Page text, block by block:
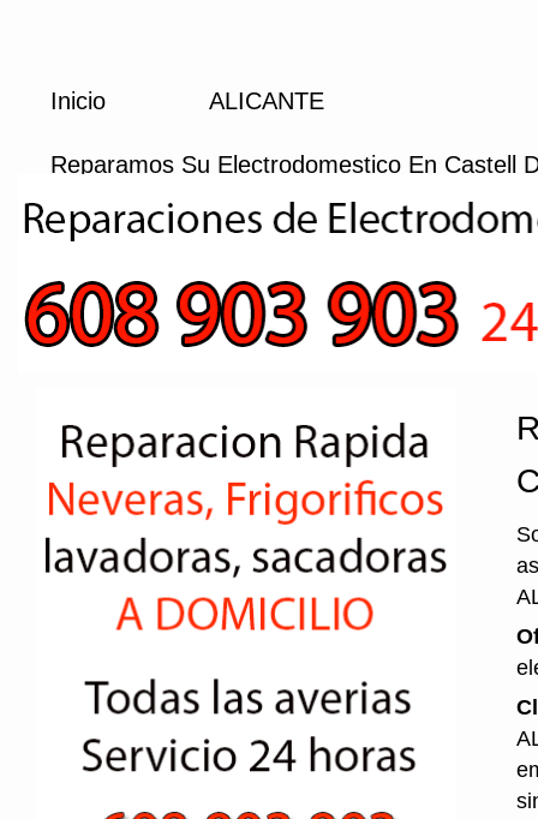
Inicio ALICANTE
Reparamos Su Electrodomestico En Castell